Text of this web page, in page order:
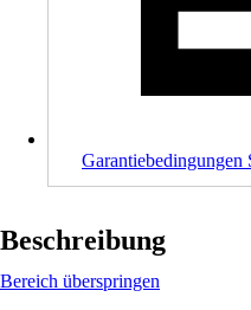
Beschreibung
Bereich überspringen